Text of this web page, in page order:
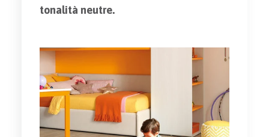
tonalità neutre.